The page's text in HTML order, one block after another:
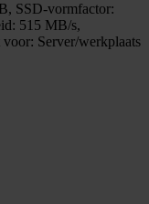
SSD-vormfactor:
515 MB/s,
Server/werkplaats